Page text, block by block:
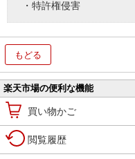
・特許権侵害
もどる
楽天市場の便利な機能
買い物かご
閲覧履歴